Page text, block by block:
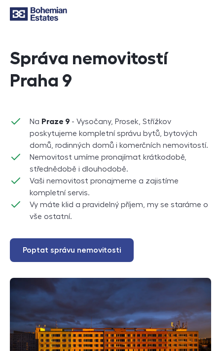
Správa nemovitostí
Praha 9
Na Praze 9 - Vysočany, Prosek, Střížkov
poskytujeme kompletní správu bytů, bytových
domů, rodinných domů i komerčních nemovitostí.
Nemovitost umíme pronajímat krátkodobě,
střednědobě i dlouhodobě.
Vaši nemovitost pronajmeme a zajistíme
kompletní servis.
Vy máte klid a pravidelný příjem, my se staráme o
vše ostatní.
Poptat správu nemovitosti